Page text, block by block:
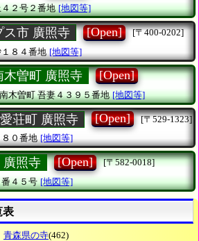
２号２番地 [地図等]
ス市 廣照寺 [Open]
[〒400-0202]
８４番地 [地図等]
木曽町 廣照寺 [Open]
木曽町吾妻４３９５番地 [地図等]
荘町 廣照寺 [Open]
[〒529-1323]
０番地 [地図等]
廣照寺 [Open]
[〒582-0018]
４５号 [地図等]
表
青森県の寺(462)